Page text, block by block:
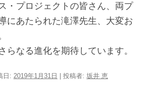
・プロジェクトの皆さん、両プ
にあたられた滝澤先生、大変お
らなる進化を期待しています。
日: 2019年1月31日 | 投稿者: 坂井 恵